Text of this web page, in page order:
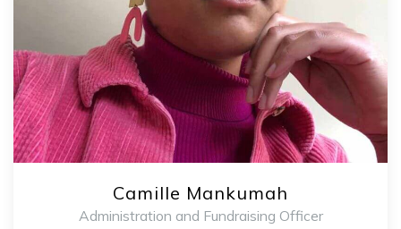
Camille Mankumah
Administration and Fundraising Officer